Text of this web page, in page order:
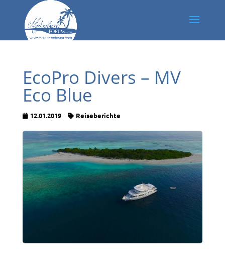
EcoPro Divers – MV
Eco Blue
12.01.2019 Reiseberichte